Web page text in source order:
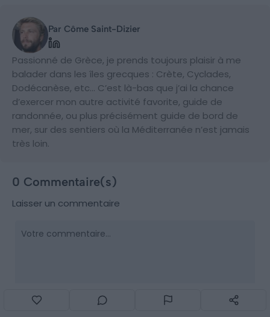
Par Côme Saint-Dizier
Passionné de Grèce, je prends toujours plaisir à me
balader dans les îles grecques : Crète, Cyclades,
Dodécanèse, etc… C’est là-bas que j’ai la chance
d’exercer mon autre activité favorite, guide de
randonnée, ou plus précisément guide de bord de
mer, sur des sentiers où la Méditerranée n’est jamais
très loin.
0 Commentaire(s)
Laisser un commentaire